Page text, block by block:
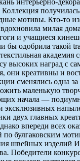
мотивы. Кто-то из
милая
и учащиеся
бы одобрила такой
академия
высоких наград с
они креативны и
сменялись одна
маленькую
начала —
эксклюзивных
двух главных
впереди всех
булгаковским
швейных изделий
Победители